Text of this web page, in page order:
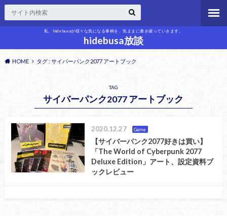
私、hidebusaが様々な気になる事柄を、気ままに書き綴っていきます。
hidebusa放談
HOME タグ : サイバーパンク2077 アートブック
TAG
サイバーパンク2077 アートブック
2020.12.27 Game
【サイバーパンク2077好きは買い】
「The World of Cyberpunk 2077
Deluxe Edition」アート、設定資料ブ
ックレビュー